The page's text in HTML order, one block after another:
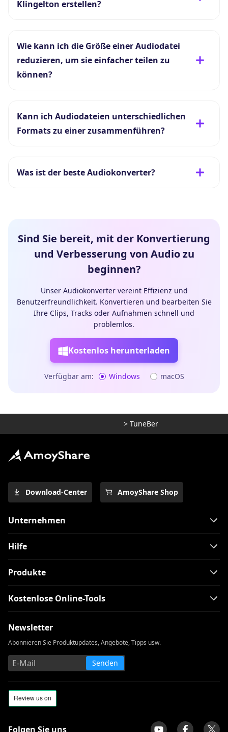
Klingelton erstellen?
Wie kann ich die Größe einer Audiodatei
reduzieren, um sie einfacher teilen zu
können?
Kann ich Audiodateien unterschiedlichen
Formats zu einer zusammenführen?
Was ist der beste Audiokonverter?
Sind Sie bereit, mit der Konvertierung
und Verbesserung von Audio zu
beginnen?
Unser Audiokonverter vereint Effizienz und
Benutzerfreundlichkeit. Konvertieren und bearbeiten Sie
Ihre Clips, Tracks oder Aufnahmen schnell und
problemlos.
Kostenlos herunterladen
Verfügbar am: Windows macOS
> TuneBer
Download-Center AmoyShare Shop
Unternehmen
Hilfe
Produkte
Kostenlose Online-Tools
Newsletter
Abonnieren Sie Produktupdates, Angebote, Tipps usw.
Senden
Folgen Sie uns